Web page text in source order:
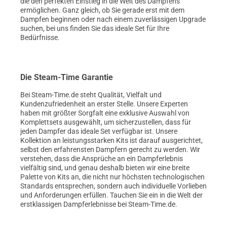
ermöglichen. Ganz gleich, ob Sie gerade erst mit dem
Dampfen beginnen oder nach einem zuverlässigen Upgrade
suchen, bei uns finden Sie das ideale Set für Ihre
Bedürfnisse.
Die Steam-Time Garantie
Bei Steam-Time.de steht Qualität, Vielfalt und
Kundenzufriedenheit an erster Stelle. Unsere Experten
haben mit größter Sorgfalt eine exklusive Auswahl von
Komplettsets ausgewählt, um sicherzustellen, dass für
jeden Dampfer das ideale Set verfügbar ist. Unsere
Kollektion an leistungsstarken Kits ist darauf ausgerichtet,
selbst den erfahrensten Dampfern gerecht zu werden. Wir
verstehen, dass die Ansprüche an ein Dampferlebnis
vielfältig sind, und genau deshalb bieten wir eine breite
Palette von Kits an, die nicht nur höchsten technologischen
Standards entsprechen, sondern auch individuelle Vorlieben
und Anforderungen erfüllen. Tauchen Sie ein in die Welt der
erstklassigen Dampferlebnisse bei Steam-Time.de.